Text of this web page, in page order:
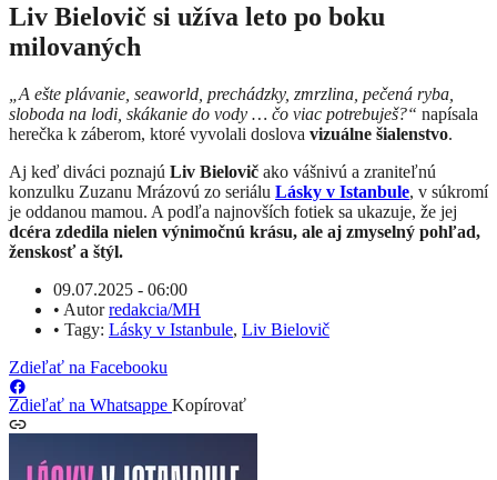
Liv Bielovič si užíva leto po boku
milovaných
„A ešte plávanie, seaworld, prechádzky, zmrzlina, pečená ryba,
sloboda na lodi, skákanie do vody … čo viac potrebuješ?“ napísala
herečka k záberom, ktoré vyvolali doslova vizuálne šialenstvo.
Aj keď diváci poznajú Liv Bielovič ako vášnivú a zraniteľnú
konzulku Zuzanu Mrázovú zo seriálu Lásky v Istanbule, v súkromí
je oddanou mamou. A podľa najnovších fotiek sa ukazuje, že jej
dcéra zdedila nielen výnimočnú krásu, ale aj zmyselný pohľad,
ženskosť a štýl.
09.07.2025 - 06:00
• Autorredakcia/MH
• Tagy: Lásky v Istanbule, Liv Bielovič
Zdieľať na Facebooku
Zdieľať na Whatsappe Kopírovať